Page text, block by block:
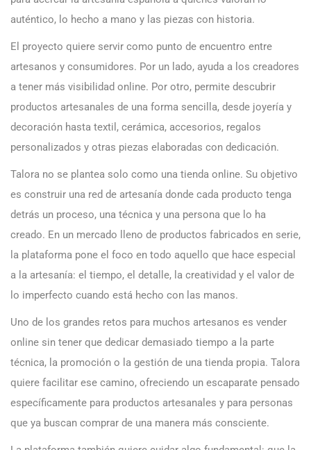
auténtico, lo hecho a mano y las piezas con historia.
El proyecto quiere servir como punto de encuentro entre
artesanos y consumidores. Por un lado, ayuda a los creadores
a tener más visibilidad online. Por otro, permite descubrir
productos artesanales de una forma sencilla, desde joyería y
decoración hasta textil, cerámica, accesorios, regalos
personalizados y otras piezas elaboradas con dedicación.
Talora no se plantea solo como una tienda online. Su objetivo
es construir una red de artesanía donde cada producto tenga
detrás un proceso, una técnica y una persona que lo ha
creado. En un mercado lleno de productos fabricados en serie,
la plataforma pone el foco en todo aquello que hace especial
a la artesanía: el tiempo, el detalle, la creatividad y el valor de
lo imperfecto cuando está hecho con las manos.
Uno de los grandes retos para muchos artesanos es vender
online sin tener que dedicar demasiado tiempo a la parte
técnica, la promoción o la gestión de una tienda propia. Talora
quiere facilitar ese camino, ofreciendo un escaparate pensado
específicamente para productos artesanales y para personas
que ya buscan comprar de una manera más consciente.